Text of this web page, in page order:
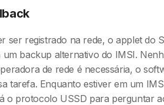
ser registrado na rede, o applet do
um backup alternativo do IMSI.
de rede é necessária, o
tarefa. Enquanto estiver em um
o protocolo USSD para perguntar